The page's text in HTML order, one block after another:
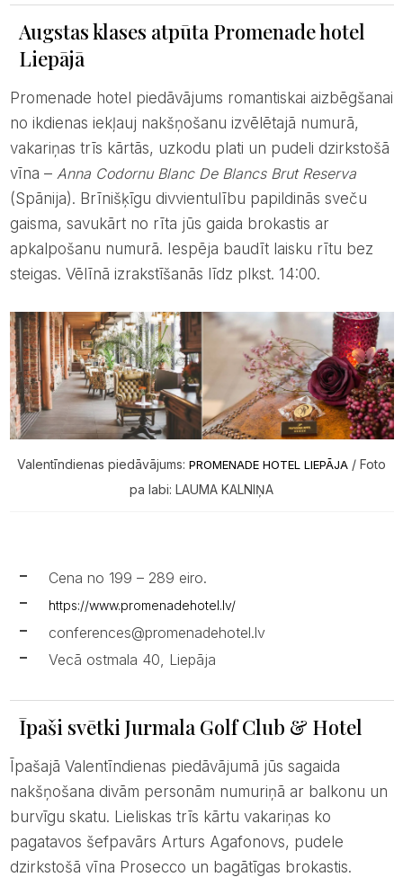
Augstas klases atpūta Promenade hotel
Liepājā
Promenade hotel piedāvājums romantiskai aizbēgšanai
no ikdienas iekļauj nakšņošanu izvēlētajā numurā,
vakariņas trīs kārtās, uzkodu plati un pudeli dzirkstošā
vīna – Anna Codornu Blanc De Blancs Brut Reserva
(Spānija). Brīnišķīgu divvientulību papildinās sveču
gaisma, savukārt no rīta jūs gaida brokastis ar
apkalpošanu numurā. Iespēja baudīt laisku rītu bez
steigas. Vēlīnā izrakstīšanās līdz plkst. 14:00.
Valentīndienas piedāvājums: PROMENADE HOTEL LIEPĀJA / Foto
pa labi: LAUMA KALNIŅA
Cena no 199 – 289 eiro.
https://www.promenadehotel.lv/
conferences@promenadehotel.lv
Vecā ostmala 40, Liepāja
Īpaši svētki Jurmala Golf Club & Hotel
Īpašajā Valentīndienas piedāvājumā jūs sagaida
nakšņošana divām personām numuriņā ar balkonu un
burvīgu skatu. Lieliskas trīs kārtu vakariņas ko
pagatavos šefpavārs Arturs Agafonovs, pudele
dzirkstošā vīna Prosecco un bagātīgas brokastis.